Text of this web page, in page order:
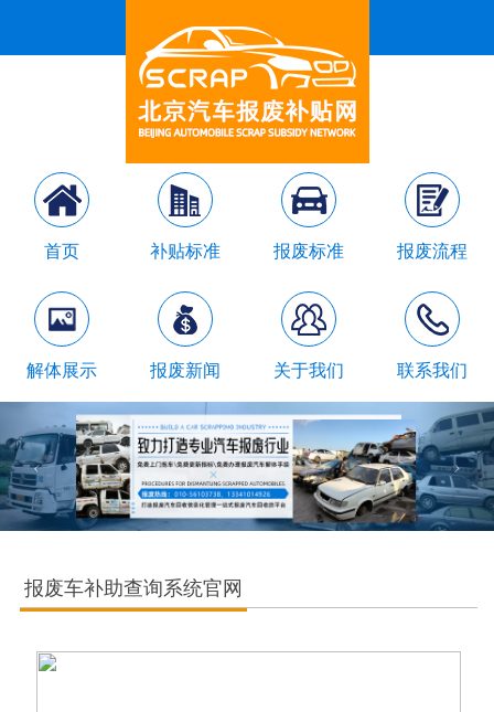
首页 补贴标准 报废标准 报废流程
解体展示 报废新闻 关于我们 联系我们
报废车补助查询系统官网